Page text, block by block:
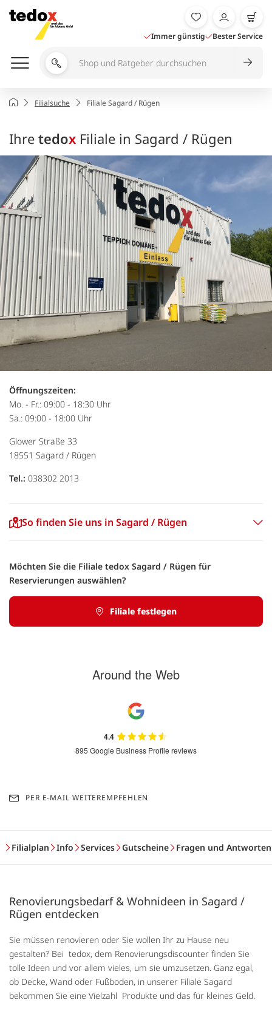
Inhalt
springen
Immer günstig Bester Service
Shop
durchsuchen
StartseiteFilialsuche Filiale Sagard / Rügen
Ihre tedox Filiale in Sagard / Rügen
Öffnungszeiten:
Mo. - Fr.: 09:00 - 18:30 Uhr
Sa.: 09:00 - 18:00 Uhr
Glower Straße 33
18551 Sagard / Rügen
Tel.: 038302 2013
So finden Sie uns in Sagard / Rügen
Möchten Sie die Filiale tedox Sagard / Rügen für
Reservierungen auswählen?
Filiale festlegen
Around the Web
4.4
895 Google Business Profile reviews
PER E-MAIL WEITEREMPFEHLEN
Renovierungsbedarf & Wohnideen in Sagard /
Rügen entdecken
Sie müssen renovieren oder Sie wollen Ihr zu Hause neu
gestalten? Bei tedox, dem Renovierungsdiscounter finden Sie
tolle Ideen und vor allem vieles, um sie umzusetzen. Ganz egal,
ob Decke, Wand oder Fußboden, in unserer Filiale Sagard
bekommen Sie eine Vielzahl Produkte und das für kleines Geld.
Filialplan Info Services Gutscheine Fragen und Antworten